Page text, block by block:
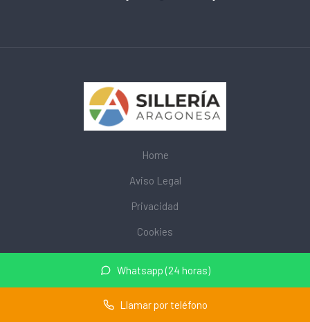
Whatsapp (24 horas)
Llamar por teléfono
Home
Aviso Legal
Privacidad
Cookies
© 2026 mobiliarioescolar.site · Web de mobiliario escolar cerca